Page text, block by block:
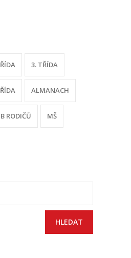
3. TŘÍDA
ALMANACH
RODIČŮ MŠ